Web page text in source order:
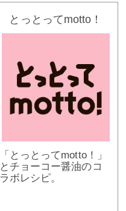
とっとってmotto！
「とっとってmotto！」
とチョーコー醤油のコ
ラボレシピ。